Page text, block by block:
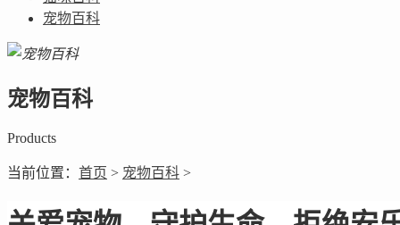
宠物百科
宠物百科
Products
当前位置： 首页 > 宠物百科 >